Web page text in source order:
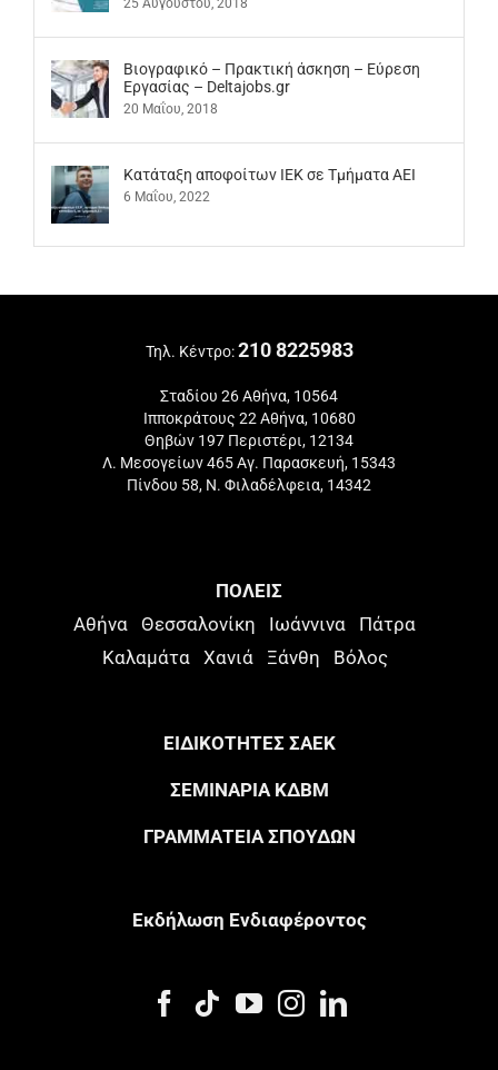
Βιογραφικό – Πρακτική άσκηση – Εύρεση
Εργασίας – Deltajobs.gr
20 Μαΐου, 2018
Kατάταξη αποφοίτων ΙΕΚ σε Τμήματα ΑΕΙ
6 Μαΐου, 2022
Τηλ. Κέντρο:210 8225983
Σταδίου 26 Αθήνα, 10564
Ιπποκράτους 22 Αθήνα, 10680
Θηβών 197 Περιστέρι, 12134
Λ. Μεσογείων 465 Αγ. Παρασκευή, 15343
Πίνδου 58, Ν. Φιλαδέλφεια, 14342
ΠΟΛΕΙΣ
Αθήνα Θεσσαλονίκη Ιωάννινα
Πάτρα
Καλαμάτα
Χανιά Ξάνθη Βόλος
ΕΙΔΙΚΟΤΗΤΕΣ ΣΑΕΚ
ΣΕΜΙΝΑΡΙΑ ΚΔΒΜ
ΓΡΑΜΜΑΤΕΙΑ ΣΠΟΥΔΩΝ
Eκδήλωση Eνδιαφέροντος